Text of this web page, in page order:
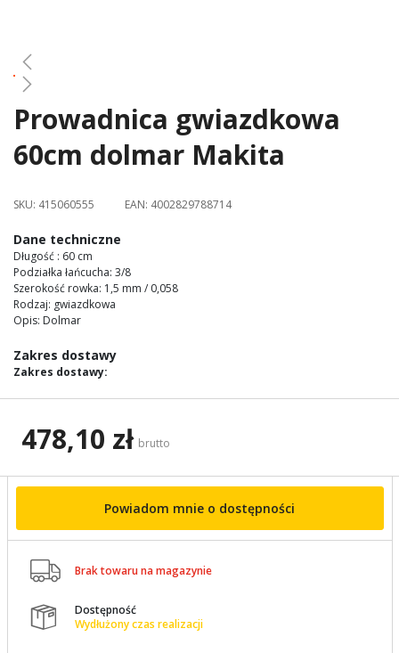
Skip
the
of
images
gallery
Prowadnica gwiazdkowa
60cm dolmar Makita
SKU: 415060555 EAN: 4002829788714
Dane techniczne
Długość : 60 cm
Podziałka łańcucha: 3/8
Szerokość rowka: 1,5 mm / 0,058
Rodzaj: gwiazdkowa
Opis: Dolmar
Zakres dostawy
Zakres dostawy:
478,10 zł brutto
Powiadom mnie o dostępności
 Brak towaru na magazynie

Dostępność
Wydłużony czas realizacji